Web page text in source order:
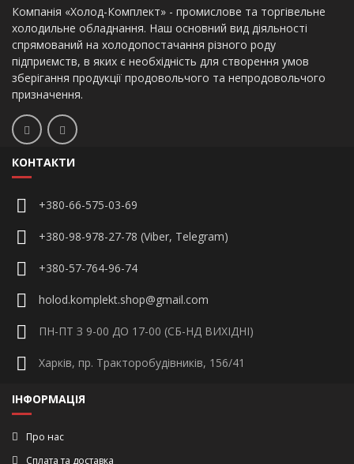
Компанія «Холод-Комплект» - промислове та торгівельне
холодильне обладнання. Наш основний вид діяльності
спрямований на холодопостачання різного роду
підприємств, в яких є необхідність для створення умов
зберігання продукції продовольчого та непродовольчого
призначення.
КОНТАКТИ
+380-66-575-03-69
+380-98-978-27-78 (Viber, Telegram)
+380-57-764-96-74
holod.komplekt.shop@gmail.com
ПН-ПТ З 9-00 ДО 17-00 (СБ-НД ВИХІДНІ)
Харків, пр. Тракторобудівників, 156/41
ІНФОРМАЦІЯ
Про нас
Сплата та доставка